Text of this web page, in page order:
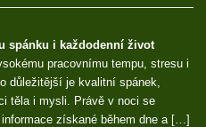
spánku i každodenní život
pracovnímu tempu, stresu i
důležitější je kvalitní spánek,
těla i mysli. Právě v noci se
získané během dne a […]